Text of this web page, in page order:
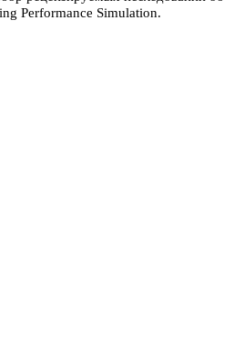
Performance Simulation.